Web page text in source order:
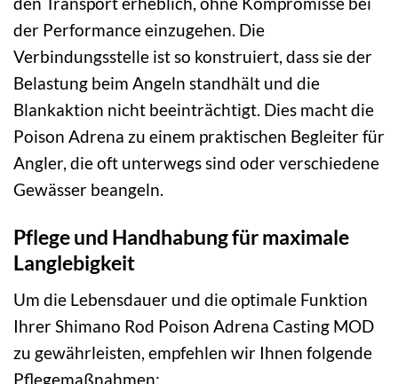
der Performance einzugehen. Die
Verbindungsstelle ist so konstruiert, dass sie der
Belastung beim Angeln standhält und die
Blankaktion nicht beeinträchtigt. Dies macht die
Poison Adrena zu einem praktischen Begleiter für
Angler, die oft unterwegs sind oder verschiedene
Gewässer beangeln.
Pflege und Handhabung für maximale
Langlebigkeit
Um die Lebensdauer und die optimale Funktion
Ihrer Shimano Rod Poison Adrena Casting MOD
zu gewährleisten, empfehlen wir Ihnen folgende
Pflegemaßnahmen: